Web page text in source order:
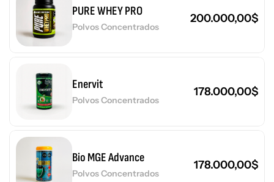
PURE WHEY PRO
Polvos Concentrados
200.000,00$
Enervit
Polvos Concentrados
178.000,00$
Bio MGE Advance
Polvos Concentrados
178.000,00$